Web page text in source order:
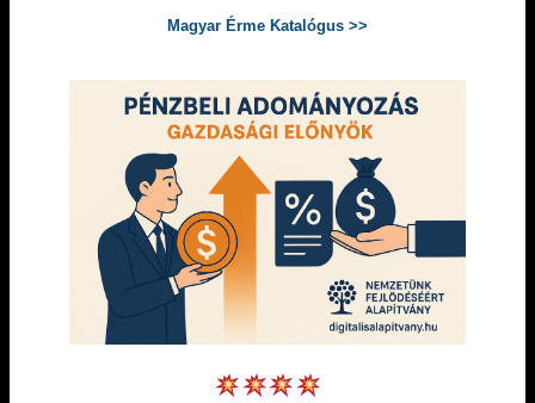
Magyar Érme Katalógus >>